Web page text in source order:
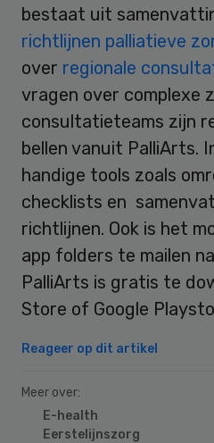
bestaat uit
richtlijnen palliatieve
over regionale
vragen over complexe
consultatieteams zijn
bellen vanuit PalliArts.
handige tools zoals
checklists en
richtlijnen. Ook is het
app folders te mailen
PalliArts is gratis te
Store of Google
Reageer op dit artikel
Meer over:
E-health
Eerstelijnszorg